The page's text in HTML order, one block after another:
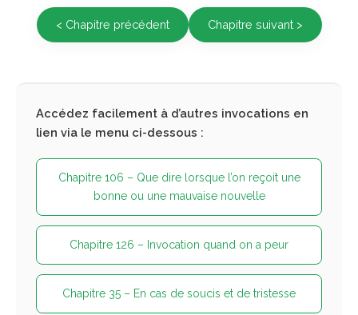
< Chapitre précédent Chapitre suivant >
Accédez facilement à d’autres invocations en
lien via le menu ci-dessous :
Chapitre 106 – Que dire lorsque l’on reçoit une
bonne ou une mauvaise nouvelle
Chapitre 126 – Invocation quand on a peur
Chapitre 35 – En cas de soucis et de tristesse